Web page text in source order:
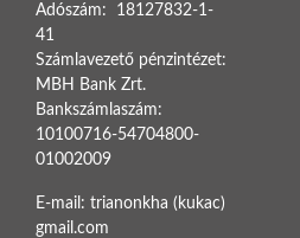
Adószám: 18127832-1-
41
Számlavezető pénzintézet:
MBH Bank Zrt.
Bankszámlaszám:
10100716-54704800-
01002009
E-mail: trianonkha (kukac)
gmail.com